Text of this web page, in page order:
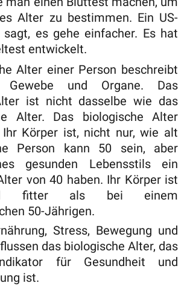
Alter zu bestimmen. Ein US-
sagt, es gehe einfacher. Es hat
entwickelt.
Alter einer Person beschreibt
Gewebe und Organe. Das
ist nicht dasselbe wie das
Alter. Das biologische Alter
Körper ist, nicht nur, wie alt
Person kann 50 sein, aber
gesunden Lebensstils ein
von 40 haben. Ihr Körper ist
fitter als bei einem
50-Jährigen.
Stress, Bewegung und
das biologische Alter, das
für Gesundheit und
ist.